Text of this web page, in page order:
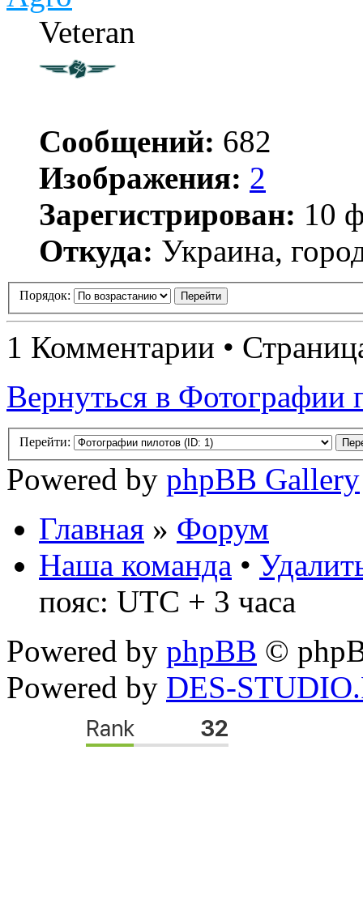
Veteran
Сообщений: 682
Изображения: 2
Зарегистрирован: 10
Откуда: Украина,
Порядок:
1 Комментарии •
Вернуться в Фотографии
Перейти:
Powered by phpBB Gallery
Главная » Форум
Наша команда •
пояс: UTC + 3 часа
Powered by phpBB ©
Powered by DES-